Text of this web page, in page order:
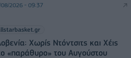
08/2026 - 09:37
Χωρίς Ντόντσιτς και Χέις
«παράθυρο» του Αυγούστου